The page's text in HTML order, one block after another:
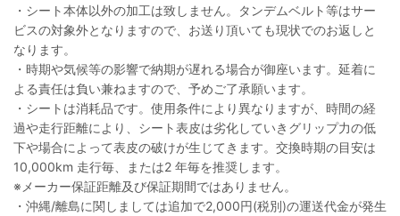
・シート本体以外の加工は致しません。タンデムベルト等はサー
ビスの対象外となりますので、お送り頂いても現状でのお返しと
なります。
・時期や気候等の影響で納期が遅れる場合が御座います。延着に
よる責任は負い兼ねますので、予めご了承願います。
・シートは消耗品です。使用条件により異なりますが、時間の経
過や走行距離により、シート表皮は劣化していきグリップ力の低
下や場合によって表皮の破けが生じてきます。交換時期の目安は
10,000km 走行毎、または2 年毎を推奨します。
※メーカー保証距離及び保証期間ではありません。
・沖縄/離島に関しましては追加で2,000円(税別)の運送代金が発生